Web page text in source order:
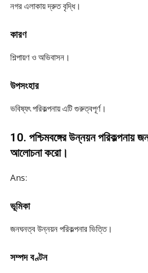
নগর এলাকায় দ্রুত বৃদ্ধি।
কারণ
শিল্পায়ণ ও অভিবাসন।
উপসংহার
ভবিষ্যৎ পরিকল্পনায় এটি গুরুত্বপূর্ণ।
10. পশ্চিমবঙ্গের উন্নয়ন পরিকল্পনায়
আলোচনা করো।
Ans:
ভূমিকা
জনঘনত্ব উন্নয়ন পরিকল্পনার ভিত্তি।
সম্পদ বণ্টন